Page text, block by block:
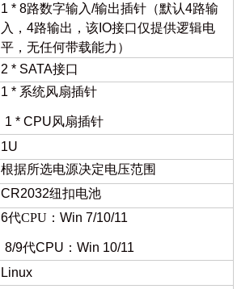
1 * 8路数字输入/输出插针（默认4路输
入，4路输出，该IO接口仅提供逻辑电
平，无任何带载能力）
2 * SATA接口
1 * 系统风扇插针
1 * CPU风扇插针
1U
根据所选电源决定电压范围
CR2032纽扣电池
6代CPU： Win 7/10/11
8/9代CPU：Win 10/11
Linux